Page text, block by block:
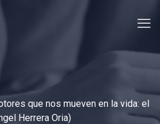
que nos mueven en la vida: el
Herrera Oria)